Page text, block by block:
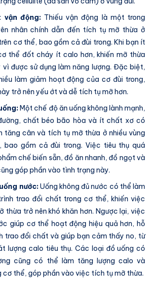
vận động:Thiếu vận động là một trong
nhân chính dẫn đến tích tụ mỡ thừa ở
cơ thể, bao gồm cả đùi trong. Khi bạn ít
thể đốt cháy ít calo hơn, khiến mỡ thừa
được sử dụng làm năng lượng. Đặc biệt,
làm giảm hoạt động của cơ đùi trong,
trở nên yếu ớt và dễ tích tụ mỡ hơn.
Một chế độ ăn uống không lành mạnh,
chất béo bão hòa và ít chất xơ có
tăng cân và tích tụ mỡ thừa ở nhiều vùng
bao gồm cả đùi trong. Việc tiêu thụ quá
chế biến sẵn, đồ ăn nhanh, đồ ngọt và
góp phần vào tình trạng này.
nước:Uống không đủ nước có thể làm
trao đổi chất trong cơ thể, khiến việc
thừa trở nên khó khăn hơn. Ngược lại, việc
giúp cơ thể hoạt động hiệu quả hơn, hỗ
trao đổi chất và giúp bạn cảm thấy no, từ
lượng calo tiêu thụ. Các loại đồ uống có
cũng có thể làm tăng lượng calo và
cơ thể, góp phần vào việc tích tụ mỡ thừa.